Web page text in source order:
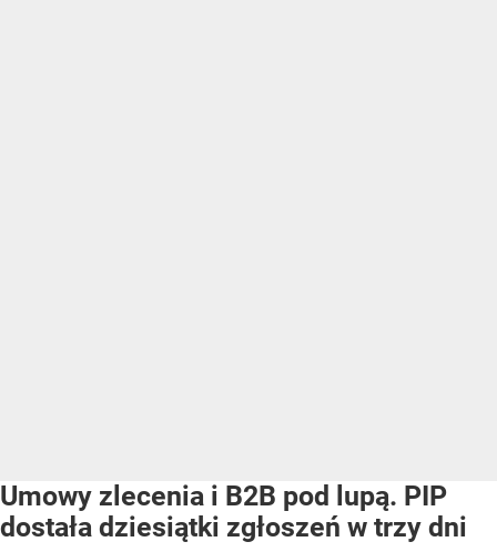
Umowy zlecenia i B2B pod lupą. PIP
dostała dziesiątki zgłoszeń w trzy dni